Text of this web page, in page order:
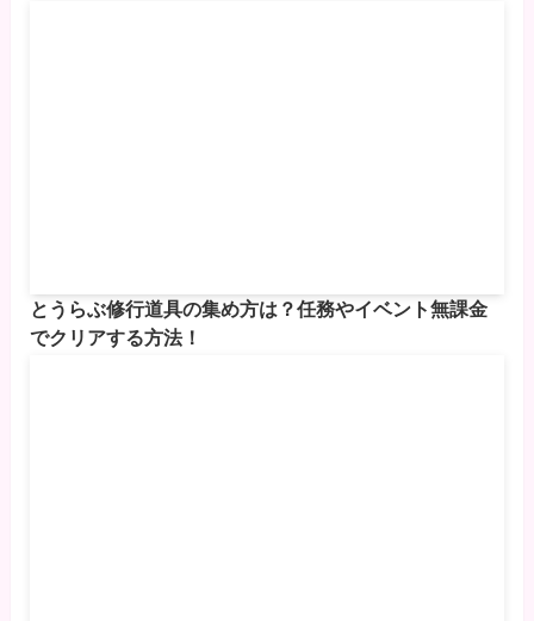
とうらぶ修行道具の集め方は？任務やイベント無課金
でクリアする方法！